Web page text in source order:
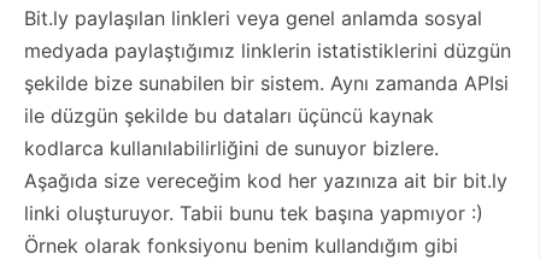
Bit.ly paylaşılan linkleri veya genel anlamda sosyal
medyada paylaştığımız linklerin istatistiklerini düzgün
şekilde bize sunabilen bir sistem. Aynı zamanda APIsi
ile düzgün şekilde bu dataları üçüncü kaynak
kodlarca kullanılabilirliğini de sunuyor bizlere.
Aşağıda size vereceğim kod her yazınıza ait bir bit.ly
linki oluşturuyor. Tabii bunu tek başına yapmıyor :)
Örnek olarak fonksiyonu benim kullandığım gibi